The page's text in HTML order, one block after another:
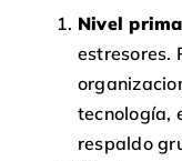
Nivel
estresores.
tecnología,
respaldo